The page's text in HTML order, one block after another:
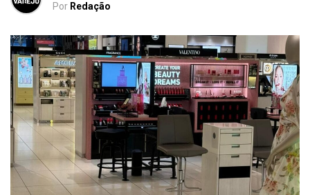
Por Redação